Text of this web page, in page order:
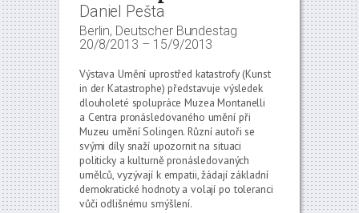
Daniel Pešta
Berlin, Deutscher Bundestag
20/8/2013 – 15/9/2013
Výstava Umění uprostřed katastrofy (Kunst
in der Katastrophe) představuje výsledek
dlouholeté spolupráce Muzea Montanelli
a Centra pronásledovaného umění při
Muzeu umění Solingen. Různí autoři se
svými díly snaží upozornit na situaci
politicky a kulturně pronásledovaných
umělců, vyzývají k empatii, žádají základní
demokratické hodnoty a volají po toleranci
vůči odlišnému smýšlení.